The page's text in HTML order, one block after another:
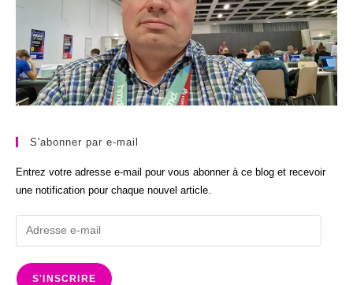
S'abonner par e-mail
Entrez votre adresse e-mail pour vous abonner à ce blog et recevoir
une notification pour chaque nouvel article.
Adresse
e-
mail
S'INSCRIRE